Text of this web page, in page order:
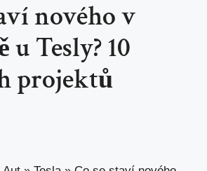
nového v
u Tesly? 10
projektů